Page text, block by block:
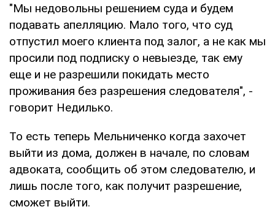
"Мы недовольны решением суда и будем
подавать апелляцию. Мало того, что суд
отпустил моего клиента под залог, а не как мы
просили под подписку о невыезде, так ему
еще и не разрешили покидать место
проживания без разрешения следователя", -
говорит Недилько.
То есть теперь Мельниченко когда захочет
выйти из дома, должен в начале, по словам
адвоката, сообщить об этом следователю, и
лишь после того, как получит разрешение,
сможет выйти.